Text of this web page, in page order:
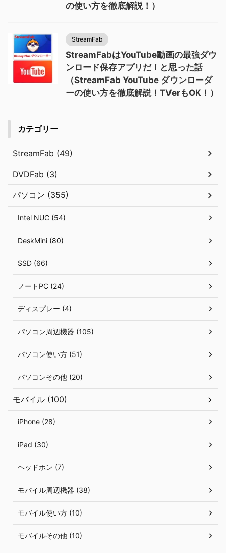
の使い方を徹底解説！）
StreamFab
StreamFabはYouTube動画の最強ダウ
ンロード保存アプリだ！と思った話
（StreamFab YouTube ダウンローダ
ーの使い方を徹底解説！TVerもOK！）
カテゴリー
StreamFab (49)
DVDFab (3)
パソコン (355)
Intel NUC (54)
DeskMini (80)
SSD (66)
ノートPC (24)
ディスプレー (4)
パソコン周辺機器 (105)
パソコン使い方 (51)
パソコンその他 (20)
モバイル (100)
iPhone (28)
iPad (30)
ヘッドホン (7)
モバイル周辺機器 (38)
モバイル使い方 (10)
モバイルその他 (10)